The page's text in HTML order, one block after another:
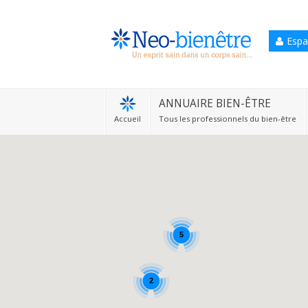
Accueil
ANNUAIRE BIEN-ÊTRE
Tous les professionnels du bien-être
5
2